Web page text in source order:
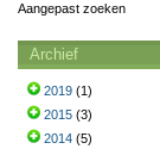
Aangepast zoeken
Archief
2019 (1)
2015 (3)
2014 (5)